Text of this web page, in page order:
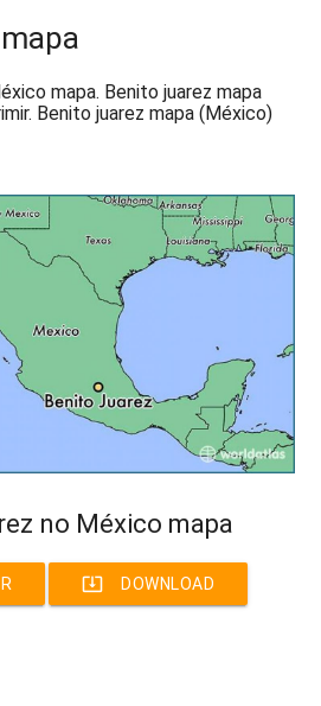
mapa. Benito juarez mapa
Benito juarez mapa (México)
no México mapa
system_update_alt DOWNLOAD